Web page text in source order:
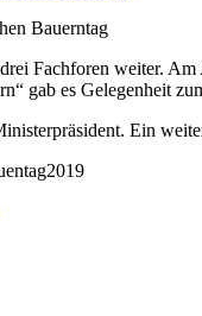
Bauerntag
Fachforen weiter.
gab es Gelegenheit
Ein